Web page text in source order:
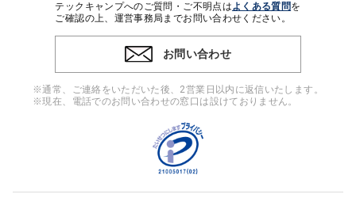
※上記の利用目的に基づいた本人への連絡及び配信について
4. 個人情報の第三者提供
ンをとるために、氏名等の一部の情報をサービス内で使用する
チャットツールで発信することにより、本サービスの他の利用
者等に提供することがあります。
当社は事業運営上、前項利用目的の範囲に限って個人情報を外
テックキャンプへのご質問・ご不明点はよくある質問を
ご確認の上、運営事務局までお問い合わせください。
お問い合わせ
※通常、ご連絡をいただいた後、2営業日以内に返信いたします。
※現在、電話でのお問い合わせの窓口は設けておりません。